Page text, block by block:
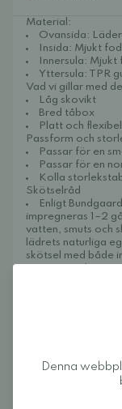
Material:
Ovansida:
Insida: Mjukt
Innersula:
Yttersula: TPR
Vad vi gillar med
Låg skovikt
Bred tåbox
Platt och
Passform och
Passar för en
Passar för en
Kolla
Skötselråd
Enligt
impregneras 1–2
vatten, smuts och
lädrets naturliga
skötsel med både
Recensioner
Denna